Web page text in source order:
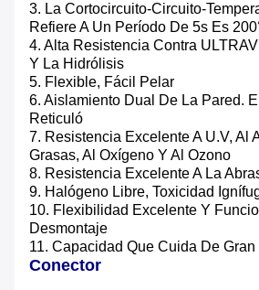
3. La Cortocircuito-Circuito-
Refiere A Un Período De 5s Es
4. Alta Resistencia Contra
Y La Hidrólisis
5. Flexible, Fácil Pelar
6. Aislamiento Dual De La Pared.
Reticuló
7. Resistencia Excelente A U.V, Al
Grasas, Al Oxígeno Y Al Ozono
8. Resistencia Excelente A La
9. Halógeno Libre, Toxicidad
10. Flexibilidad Excelente Y
Desmontaje
11. Capacidad Que Cuida De Gran
Conector